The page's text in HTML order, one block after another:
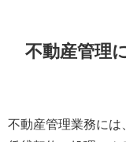
不動産管理
不動産管理業務には